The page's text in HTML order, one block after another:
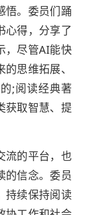
悟。委员们踊
心得，分享了
，尽管AI能快
思维拓展、
;阅读经典著
获取智慧、提
流的平台，也
的信念。委员
持续保持阅读